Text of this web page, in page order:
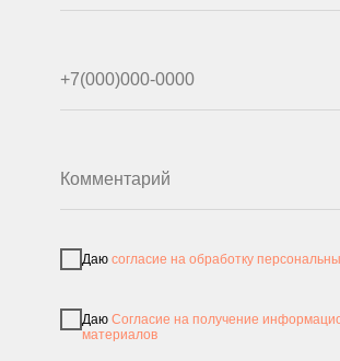
Даю согласие на обработку
Даю Согласие на получение
материалов